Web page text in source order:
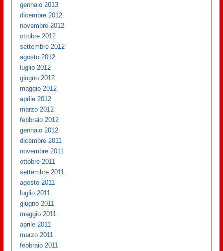
gennaio 2013
dicembre 2012
novembre 2012
ottobre 2012
settembre 2012
agosto 2012
luglio 2012
giugno 2012
maggio 2012
aprile 2012
marzo 2012
febbraio 2012
gennaio 2012
dicembre 2011
novembre 2011
ottobre 2011
settembre 2011
agosto 2011
luglio 2011
giugno 2011
maggio 2011
aprile 2011
marzo 2011
febbraio 2011